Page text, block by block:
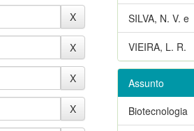
SILVA, N. V. e
VIEIRA, L. R.
Assunto
Biotecnologia